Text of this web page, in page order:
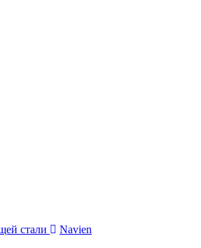
стали Navien